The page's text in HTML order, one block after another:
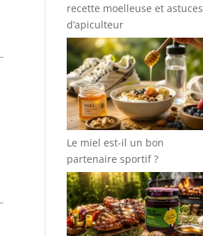
recette moelleuse et astuces
d’apiculteur
Le miel est-il un bon
partenaire sportif ?